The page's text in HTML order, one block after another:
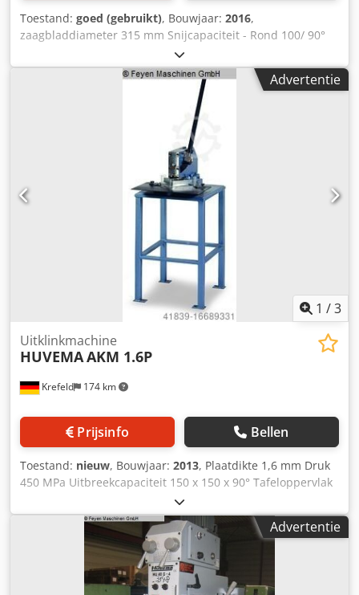
Toestand: goed (gebruikt), Bouwjaar: 2016,
zaagbladdiameter 315 mm Snijcapaciteit - Rond 100/ 90°
mm Snijcapaciteit - vierkant 90 x 90 / 90° mm Snijcapaciteit
- Rechthoek 85 x 110 / 90° mm Snijcapaciteit - Rechthoek
85 x 85 / 45° mm Snijcapaciteit - Rond 100 / 45° mm
Snijcapaciteit - vierkant 85 x 110 /45° mm
zaagbladsnelheden 25 / 50 tpm Spanning 400 V / 50 Hz
motorvermogen 1 kW Machinegewicht ca. 0,24 t
Afmetingen (lengte/breedte/hoogte) 980 x 790 x 780 mm
ongebruikte tentoonstellingsmachine, Zaag is met
basisframe, 2-snelheden motor, pneumatische
snelspanklem, materiaal stop, Dodpfx Ahjvxlkae Ssck
koelsysteem, Verstekoptie 45° links en 45° rechts,
Advertentie
1 /3
Krefeld 174 km
Uitklinkmachine
HUVEMAAKM 1.6P
Prijsinfo Bellen
Toestand: nieuw, Bouwjaar: 2013, Plaatdikte 1,6 mm Druk
450 MPa Uitbreekcapaciteit 150 x 150 x 90° Tafeloppervlak
650 x 500 mm Hoogte basisframe 875 mm Snijhoek -
bovenmes 4 ° Dsdpst Smgxofx Ah Sjck Machinegewicht ca.
0,075 ton Handmatige uitklinkmachine met onderstel,
Plaatdiktes: - Staal 450MPa tot 1,6 mm, - aluminium tot
2,25 mm, - kunststof tot 3,0 mm, Demonstratie-unit
Advertentie